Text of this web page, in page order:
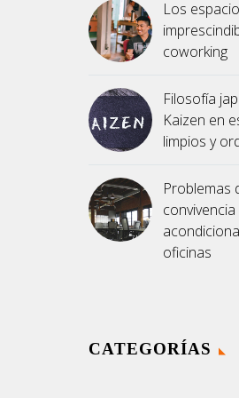
Los
coworking
Filosofía
Kaizen en
limpios y
Problemas
oficinas
CATEGORÍAS